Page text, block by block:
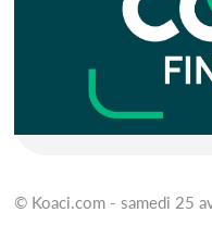
© Koaci.com - samedi 25